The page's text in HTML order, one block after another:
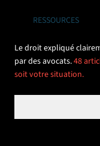
RESSOURCES
Le droit expliqué
par des avocats.48
soit votre situation.